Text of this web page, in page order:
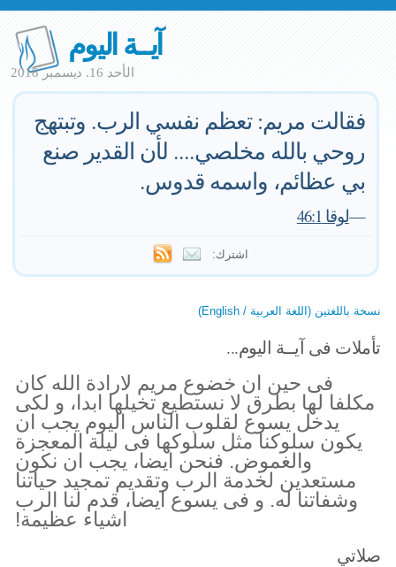
آيــة اليوم
الأحد 16. ديسمبر 2018
فقالت مريم: تعظم نفسي الرب. وتبتهج
روحي بالله مخلصي.... لأن القدير صنع
بي عظائم، واسمه قدوس.
—لوقا 46:1
اشترك:
نسخة باللغتين (اللغة العربية / English)
تأملات فى آيــة اليوم...
فى حين ان خضوع مريم لارادة الله كان
مكلفا لها بطرق لا نستطيع تخيلها ابدا، و لكى
يدخل يسوع لقلوب الناس اليوم يجب ان
يكون سلوكنا مثل سلوكها فى ليلة المعجزة
والغموض. فنحن ايضا، يجب ان نكون
مستعدين لخدمة الرب وتقديم تمجيد حياتنا
وشفاتنا له. و فى يسوع ايضا، قدم لنا الرب
اشياء عظيمة!
صلاتي